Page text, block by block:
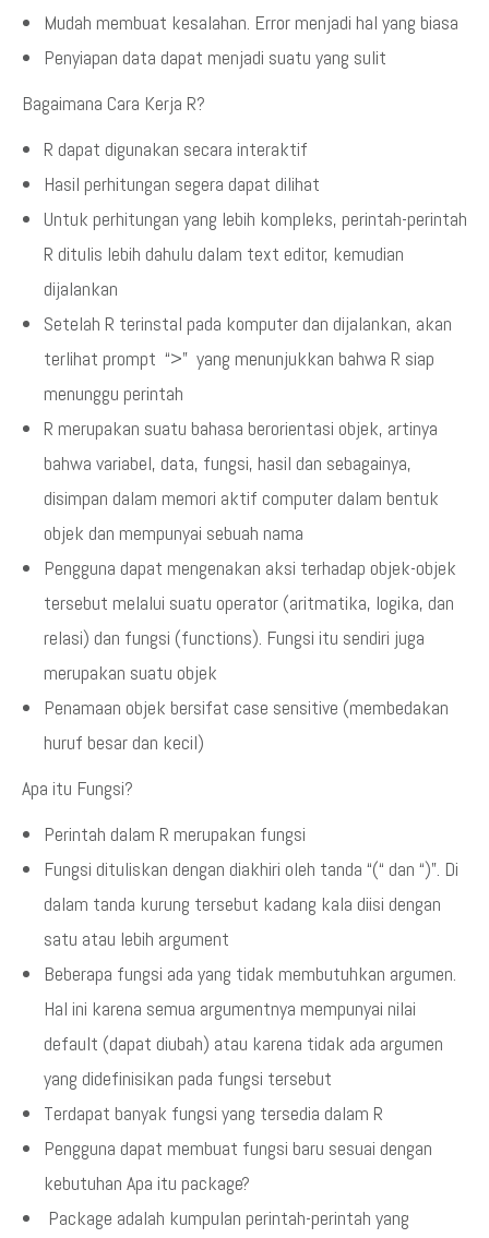
Mudah membuat kesalahan. Error menjadi hal yang biasa
Penyiapan data dapat menjadi suatu yang sulit
Bagaimana Cara Kerja R?
R dapat digunakan secara interaktif
Hasil perhitungan segera dapat dilihat
Untuk perhitungan yang lebih kompleks, perintah-perintah
R ditulis lebih dahulu dalam text editor, kemudian
dijalankan
Setelah R terinstal pada komputer dan dijalankan, akan
terlihat prompt “>” yang menunjukkan bahwa R siap
menunggu perintah
R merupakan suatu bahasa berorientasi objek, artinya
bahwa variabel, data, fungsi, hasil dan sebagainya,
disimpan dalam memori aktif computer dalam bentuk
objek dan mempunyai sebuah nama
Pengguna dapat mengenakan aksi terhadap objek-objek
tersebut melalui suatu operator (aritmatika, logika, dan
relasi) dan fungsi (functions). Fungsi itu sendiri juga
merupakan suatu objek
Penamaan objek bersifat case sensitive (membedakan
huruf besar dan kecil)
Apa itu Fungsi?
Perintah dalam R merupakan fungsi
Fungsi dituliskan dengan diakhiri oleh tanda “(“ dan “)”. Di
dalam tanda kurung tersebut kadang kala diisi dengan
satu atau lebih argument
Beberapa fungsi ada yang tidak membutuhkan argumen.
Hal ini karena semua argumentnya mempunyai nilai
default (dapat diubah) atau karena tidak ada argumen
yang didefinisikan pada fungsi tersebut
Terdapat banyak fungsi yang tersedia dalam R
Pengguna dapat membuat fungsi baru sesuai dengan
kebutuhan Apa itu package?
Package adalah kumpulan perintah-perintah yang